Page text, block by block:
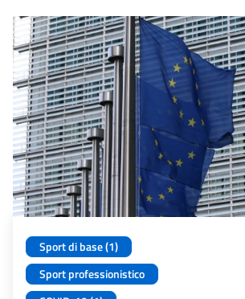
Sport di base (1)
Sport professionistico